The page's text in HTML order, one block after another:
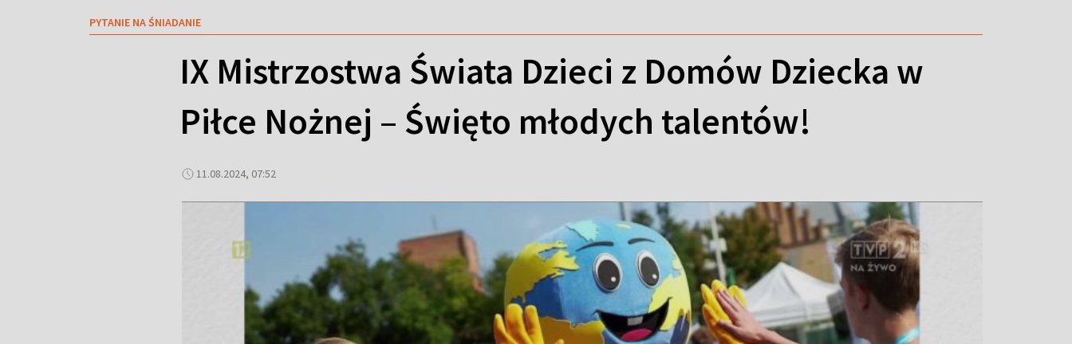
PYTANIE NA ŚNIADANIE
IX Mistrzostwa Świata Dzieci z Domów Dziecka w
Piłce Nożnej – Święto młodych talentów!
11.08.2024, 07:52